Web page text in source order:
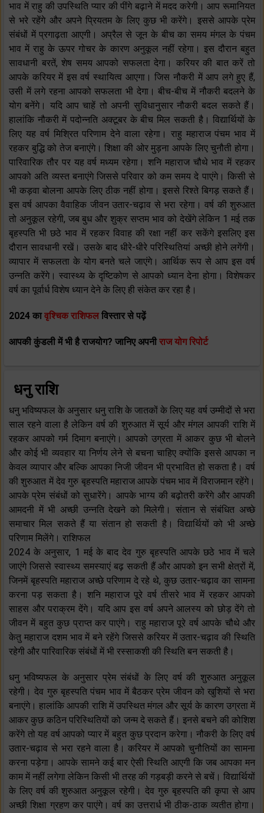
भाव में राहु की उपस्थिति प्यार की पींगे बढ़ाने में मदद करेगी। आप रूमानियत
से भरे रहेंगे और अपने प्रियतम के लिए कुछ भी करेंगे। इससे आपके प्रेम
संबंधों में प्रगाढ़ता आएगी। अप्रैल से जून के बीच का समय मंगल के पंचम
भाव में राहु के ऊपर गोचर के कारण अनुकूल नहीं रहेगा। इस दौरान बहुत
सावधानी बरतें, शेष समय आपको सफलता देगा। करियर की बात करें तो
आपके करियर में इस वर्ष स्थायित्व आएगा। जिस नौकरी में आप लगे हुए हैं,
उसी में लगे रहना आपको सफलता भी देगा। बीच-बीच में नौकरी बदलने के
योग बनेंगे। यदि आप चाहें तो अपनी सुविधानुसार नौकरी बदल सकते हैं।
हालांकि नौकरी में पदोन्नति अक्टूबर के बीच मिल सकती है। विद्यार्थियों के
लिए यह वर्ष मिश्रित परिणाम देने वाला रहेगा। राहु महाराज पंचम भाव में
रहकर बुद्धि को तेज बनाएंगे। शिक्षा की ओर मुड़ना आपके लिए चुनौती होगा।
पारिवारिक तौर पर यह वर्ष मध्यम रहेगा। शनि महाराज चौथे भाव में रहकर
आपको अति व्यस्त बनाएंगे जिससे परिवार को कम समय दे पाएंगे। किसी से
भी कड़वा बोलना आपके लिए ठीक नहीं होगा। इससे रिश्ते बिगड़ सकते हैं।
इस वर्ष आपका वैवाहिक जीवन उतार-चढ़ाव से भरा रहेगा। वर्ष की शुरुआत
तो अनुकूल रहेगी, जब बुध और शुक्र सप्तम भाव को देखेंगे लेकिन 1 मई तक
बृहस्पति भी छठे भाव में रहकर विवाह की रक्षा नहीं कर सकेंगे इसलिए इस
दौरान सावधानी रखें। उसके बाद धीरे-धीरे परिस्थितियां अच्छी होने लगेंगी।
व्यापार में सफलता के योग बनते चले जाएंगे। आर्थिक रूप से आप इस वर्ष
उन्नति करेंगे। स्वास्थ्य के दृष्टिकोण से आपको ध्यान देना होगा। विशेषकर
वर्ष का पूर्वार्ध विशेष ध्यान देने के लिए ही संकेत कर रहा है।
2024 कावृश्चिक राशिफलविस्तार से पढ़ें
आपकी कुंडली में भी है राजयोग? जानिए अपनीराज योग रिपोर्ट
धनु राशि
धनु भविष्यफल के अनुसार धनु राशि के जातकों के लिए यह वर्ष उम्मीदों से भरा
साल रहने वाला है लेकिन वर्ष की शुरुआत में सूर्य और मंगल आपकी राशि में
रहकर आपको गर्म दिमाग बनाएंगे। आपको उग्रता में आकर कुछ भी बोलने
और कोई भी व्यवहार या निर्णय लेने से बचना चाहिए क्योंकि इससे आपका न
केवल व्यापार और बल्कि आपका निजी जीवन भी प्रभावित हो सकता है। वर्ष
की शुरुआत में देव गुरु बृहस्पति महाराज आपके पंचम भाव में विराजमान रहेंगे।
आपके प्रेम संबंधों को सुधारेंगे। आपके भाग्य की बढ़ोतरी करेंगे और आपकी
आमदनी में भी अच्छी उन्नति देखने को मिलेगी। संतान से संबंधित अच्छे
समाचार मिल सकते हैं या संतान हो सकती है। विद्यार्थियों को भी अच्छे
परिणाम मिलेंगे। राशिफल
2024 के अनुसार, 1 मई के बाद देव गुरु बृहस्पति आपके छठे भाव में चले
जाएंगे जिससे स्वास्थ्य समस्याएं बढ़ सकती हैं और आपको इन सभी क्षेत्रों में,
जिनमें बृहस्पति महाराज अच्छे परिणाम दे रहे थे, कुछ उतार-चढ़ाव का सामना
करना पड़ सकता है। शनि महाराज पूरे वर्ष तीसरे भाव में रहकर आपको
साहस और पराक्रम देंगे। यदि आप इस वर्ष अपने आलस्य को छोड़ देंगे तो
जीवन में बहुत कुछ प्राप्त कर पाएंगे। राहु महाराज पूरे वर्ष आपके चौथे और
केतु महाराज दशम भाव में बने रहेंगे जिससे करियर में उतार-चढ़ाव की स्थिति
रहेगी और पारिवारिक संबंधों में भी रस्साकशी की स्थिति बन सकती है।
धनु भविष्यफल के अनुसार प्रेम संबंधों के लिए वर्ष की शुरुआत अनुकूल
रहेगी। देव गुरु बृहस्पति पंचम भाव में बैठकर प्रेम जीवन को खुशियों से भरा
बनाएंगे। हालांकि आपकी राशि में उपस्थित मंगल और सूर्य के कारण उग्रता में
आकर कुछ कठिन परिस्थितियों को जन्म दे सकते हैं। इनसे बचने की कोशिश
करेंगे तो यह वर्ष आपको प्यार में बहुत कुछ प्रदान करेगा। नौकरी के लिए वर्ष
उतार-चढ़ाव से भरा रहने वाला है। करियर में आपको चुनौतियों का सामना
करना पड़ेगा। आपके सामने कई बार ऐसी स्थिति आएगी कि जब आपका मन
काम में नहीं लगेगा लेकिन किसी भी तरह की गड़बड़ी करने से बचें। विद्यार्थियों
के लिए वर्ष की शुरुआत अनुकूल रहेगी। देव गुरु बृहस्पति की कृपा से आप
अच्छी शिक्षा ग्रहण कर पाएंगे। वर्ष का उत्तरार्ध भी ठीक-ठाक व्यतीत होगा।